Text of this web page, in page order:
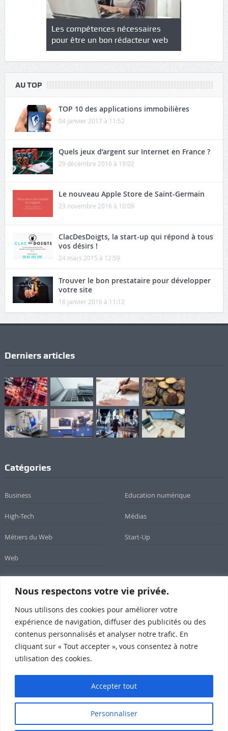
Nous respectons votre vie privée.
Nous utilisons des cookies pour améliorer votre
expérience de navigation, diffuser des publicités ou des
contenus personnalisés et analyser notre trafic. En
cliquant sur « Tout accepter », vous consentez à notre
utilisation des cookies.
Personnaliser
Accepter tout
: un
Les compétences nécessaires
pour être un bon rédacteur web
AU TOP
TOP 10 des applications immobilières
04 janvier 2017 à 11:52
Quels jeux d’argent sur Internet en France ?
29 décembre 2016 à 19:02
Le nouveau Apple Store de Saint-Germain
23 novembre 2016 à 10:09
ClacDesDoigts, la start-up qui répond à tous
vos désirs !
24 mars 2015 à 12:59
Trouver le bon prestataire pour développer
votre site
18 janvier 2016 à 11:12
Derniers articles
Catégories
Business Education numérique
High-Tech Médias
Métiers du Web Start-Up
Web
Inscrivez-vous à notre newsletter
Subscribe
SomeWeb @2015 Propulsé par Wordpress